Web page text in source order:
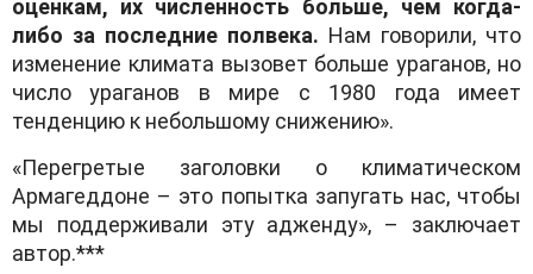
оценкам, их численность больше, чем когда-
либо за последние полвека. Нам говорили, что
изменение климата вызовет больше ураганов, но
число ураганов в мире с 1980 года имеет
тенденцию к небольшому снижению».
«Перегретые заголовки о климатическом
Армагеддоне – это попытка запугать нас, чтобы
мы поддерживали эту адженду», – заключает
автор.***